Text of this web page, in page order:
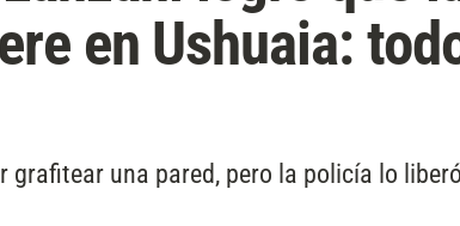
en Ushuaia:
grafitear una pared, pero la policía lo